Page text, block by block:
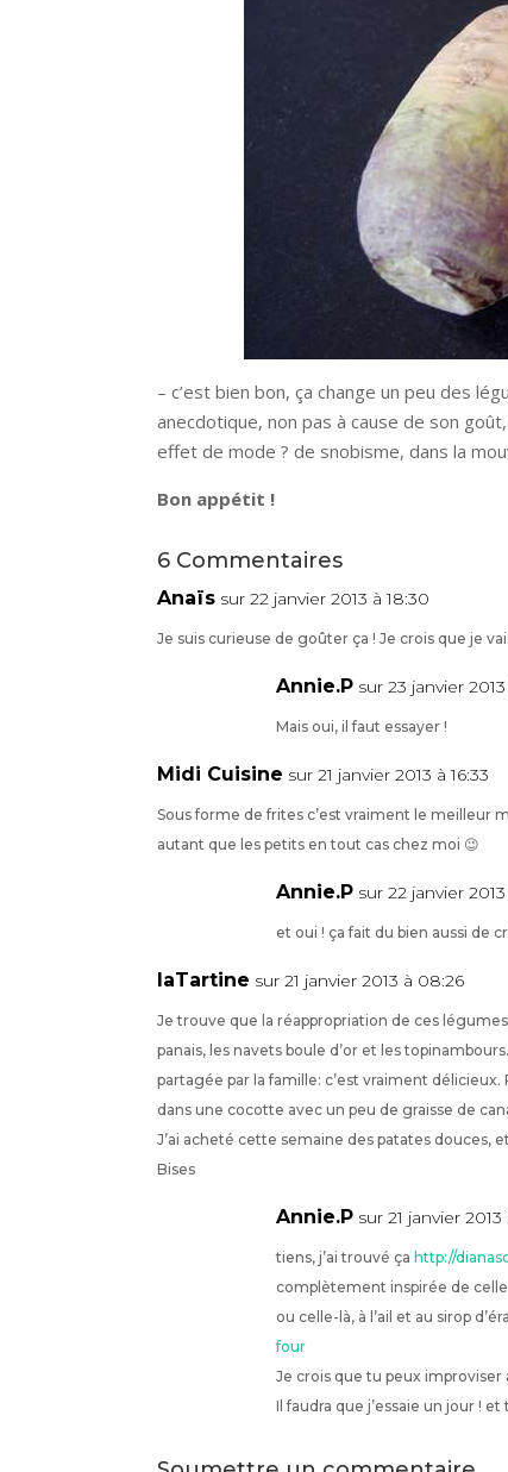
– c’est bien bon, ça change un peu des
anecdotique, non pas à cause de son
effet de mode ? de snobisme, dans la
Bon appétit !
6 Commentaires
Anaïs sur 22 janvier 2013 à 18:30
Je suis curieuse de goûter ça ! Je crois que je
Annie.P sur 23 janvier
Mais oui, il faut essayer !
Midi Cuisine sur 21 janvier 2013 à 16:33
Sous forme de frites c’est vraiment le meilleur
autant que les petits en tout cas chez moi 😉
Annie.P sur 22 janvier
et oui ! ça fait du bien aussi de
laTartine sur 21 janvier 2013 à 08:26
Je trouve que la réappropriation de ces
panais, les navets boule d’or et les
partagée par la famille: c’est vraiment
dans une cocotte avec un peu de graisse de
J’ai acheté cette semaine des patates douces,
Bises
Annie.P sur 21 janvier 2013
tiens, j’ai trouvé ça http://
complètement inspirée de celle
ou celle-là, à l’ail et au sirop
four
Je crois que tu peux improviser
Il faudra que j’essaie un jour !